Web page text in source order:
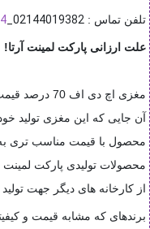
تلفن تماس : 02144019382_
علت ارزانی پارکت لمینت آرتا!
مغزی اچ دی
آن جایی که این مغزی تولید
محصولات تولیدی پارکت
از کارخانه های دیگر جهت
برندهای که مشابه قیمت و